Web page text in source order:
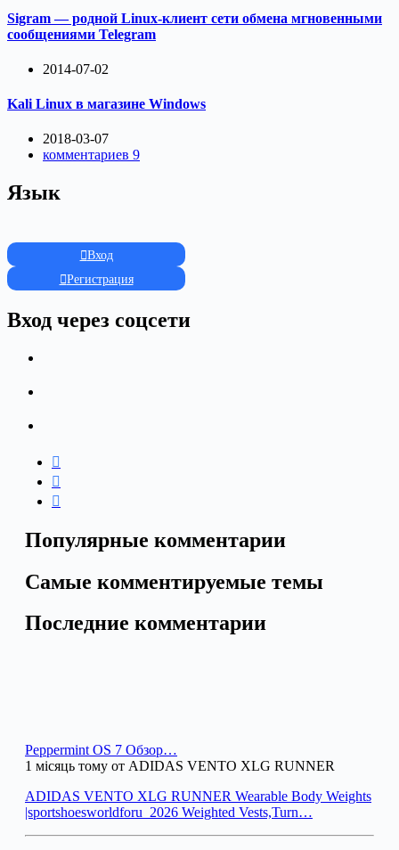
Sigram — родной Linux-клиент сети обмена мгновенными
сообщениями Telegram
2014-07-02
Kali Linux в магазине Windows
2018-03-07
комментариев 9
Язык
Вход
Регистрация
Вход через соцсети
Популярные комментарии
Самые комментируемые темы
Последние комментарии
Peppermint OS 7 Обзор…
1 місяць тому от ADIDAS VENTO XLG RUNNER
ADIDAS VENTO XLG RUNNER Wearable Body Weights
|sportshoesworldforu_2026 Weighted Vests,Turn…